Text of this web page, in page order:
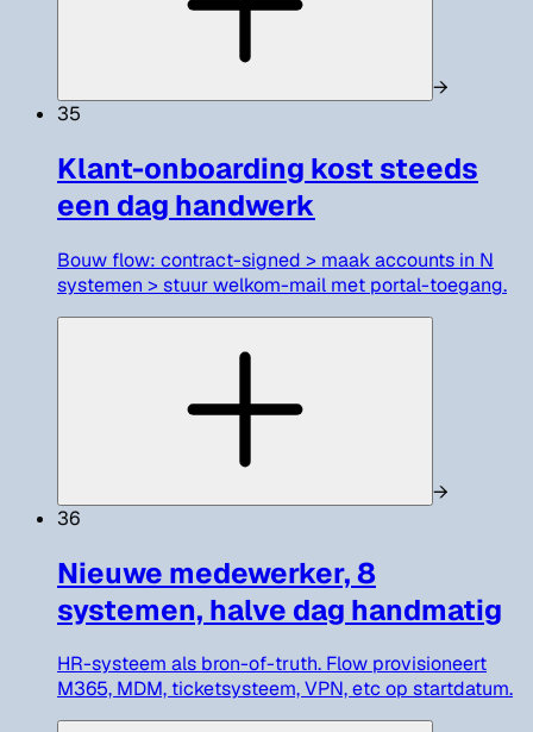
→
35
Klant-onboarding kost steeds
een dag handwerk
Bouw flow: contract-signed > maak accounts in N
systemen > stuur welkom-mail met portal-toegang.
→
36
Nieuwe medewerker, 8
systemen, halve dag handmatig
HR-systeem als bron-of-truth. Flow provisioneert
M365, MDM, ticketsysteem, VPN, etc op startdatum.